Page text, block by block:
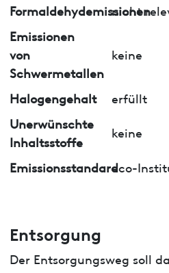
Formaldehydemissionen
nicht
Emissionen
von
Schwermetallen
keine
Halogengehalt
erfüllt
Unerwünschte
Inhaltsstoffe
keine
Emissionsstandardeco-
Entsorgung
Der Entsorgungsweg soll